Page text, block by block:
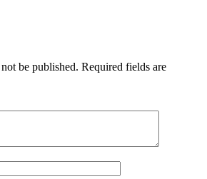
be published. Required fields are